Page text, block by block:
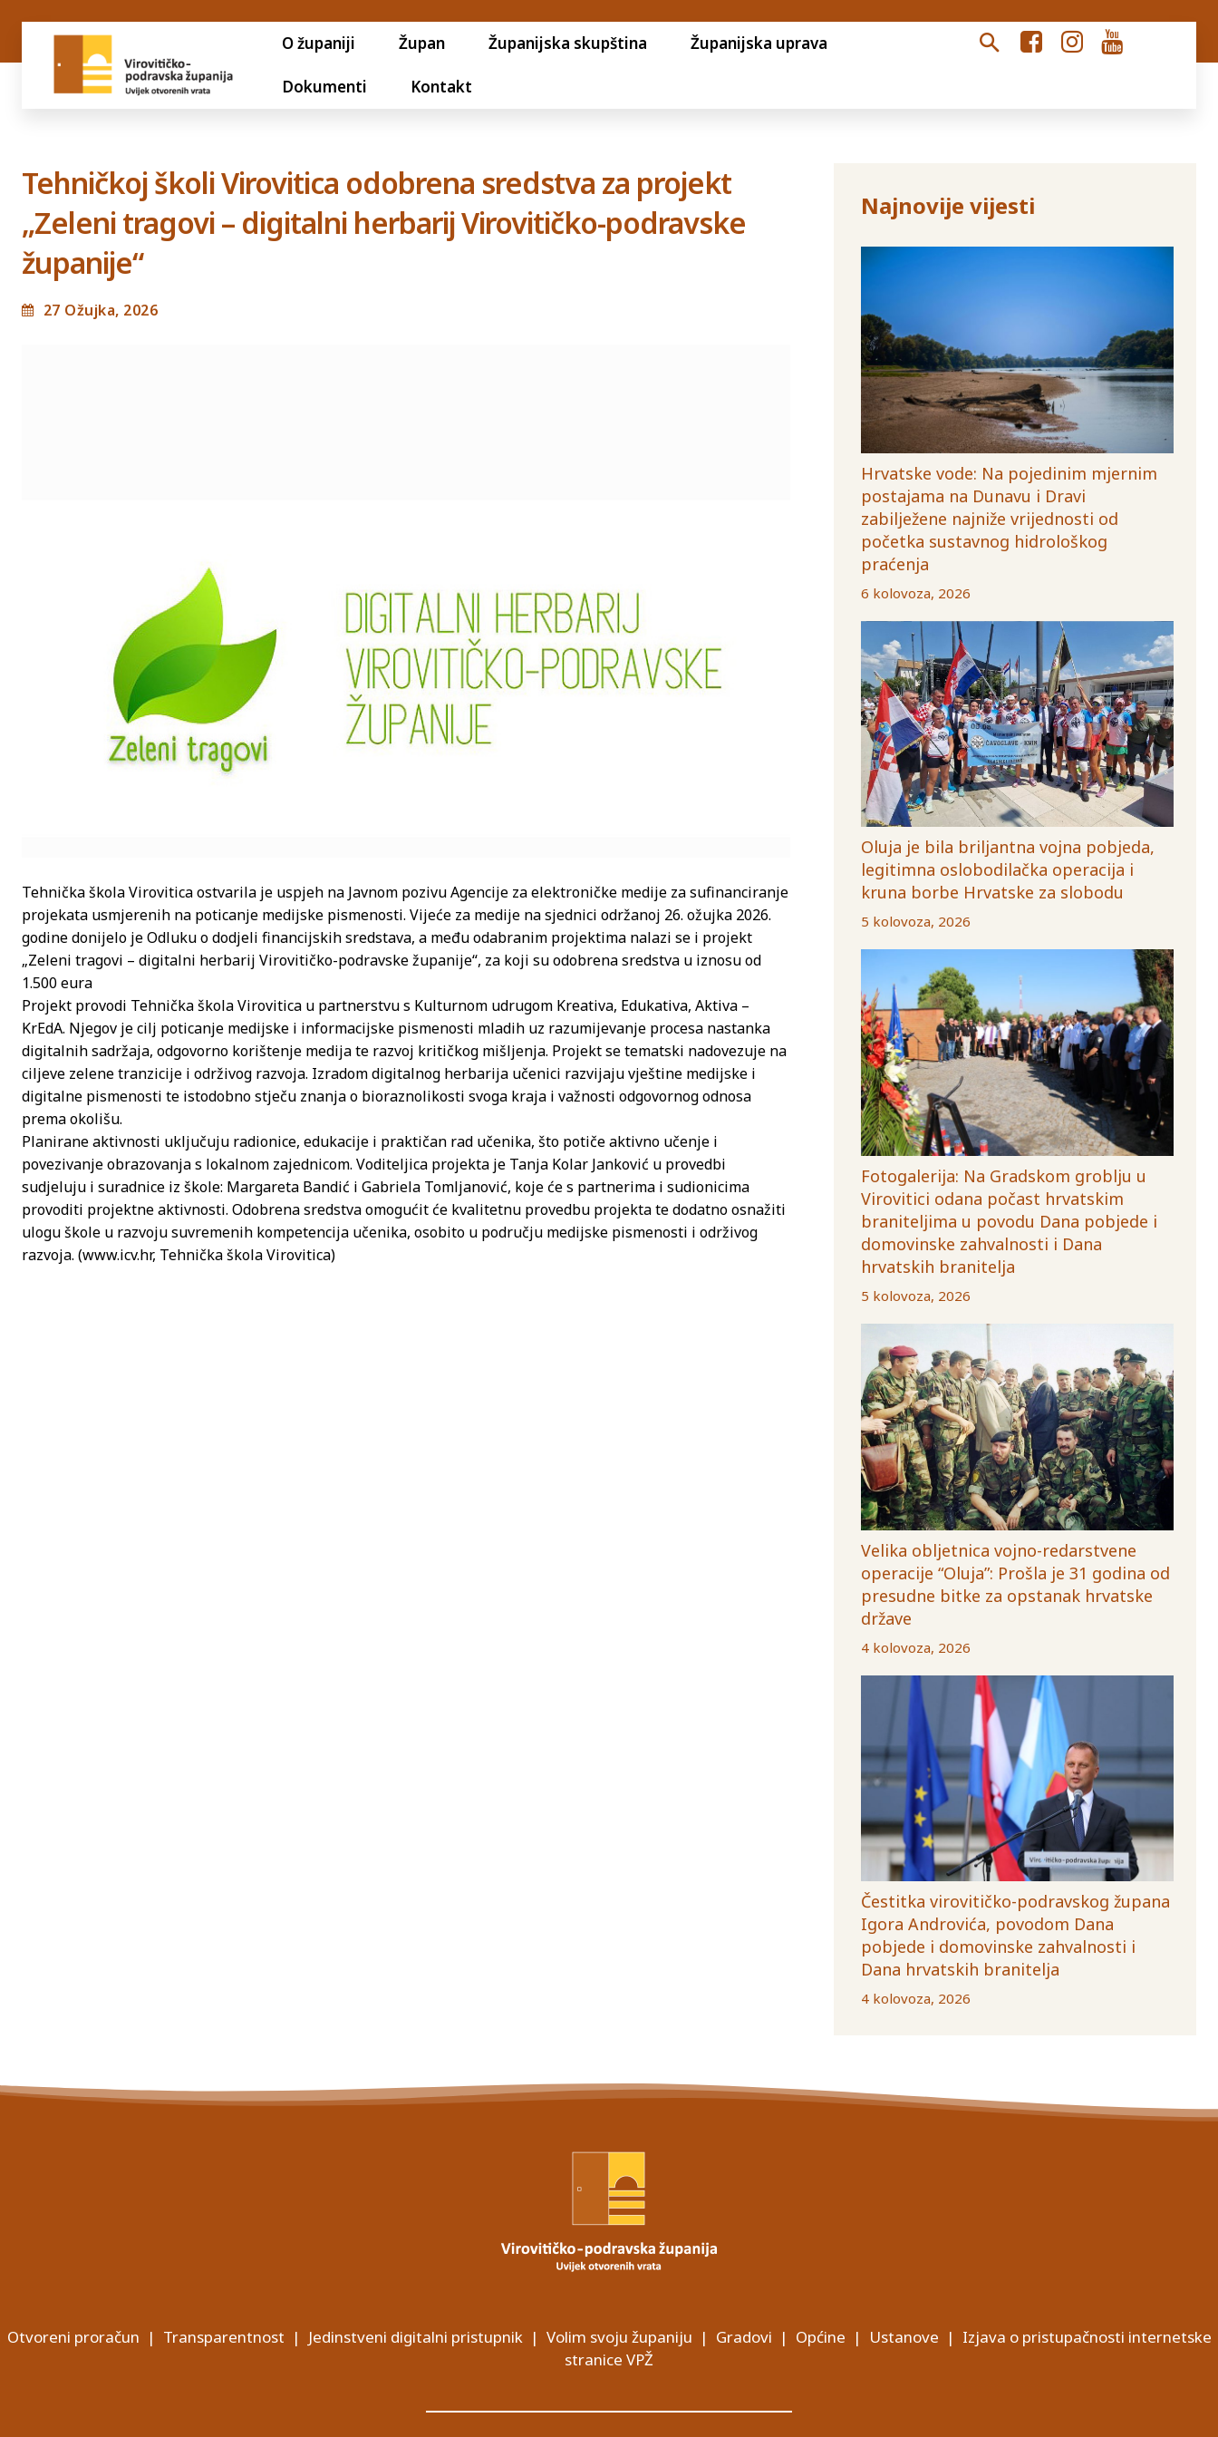
O županiji Župan Županijska skupština Županijska uprava
Dokumenti Kontakt
Tehničkoj školi Virovitica odobrena sredstva za projekt
„Zeleni tragovi – digitalni herbarij Virovitičko-podravske
županije“
27 Ožujka, 2026
Tehnička škola Virovitica ostvarila je uspjeh na Javnom pozivu Agencije za elektroničke medije za sufinanciranje
projekata usmjerenih na poticanje medijske pismenosti. Vijeće za medije na sjednici održanoj 26. ožujka 2026.
godine donijelo je Odluku o dodjeli financijskih sredstava, a među odabranim projektima nalazi se i projekt
„Zeleni tragovi – digitalni herbarij Virovitičko-podravske županije“, za koji su odobrena sredstva u iznosu od
1.500 eura
Projekt provodi Tehnička škola Virovitica u partnerstvu s Kulturnom udrugom Kreativa, Edukativa, Aktiva –
KrEdA. Njegov je cilj poticanje medijske i informacijske pismenosti mladih uz razumijevanje procesa nastanka
digitalnih sadržaja, odgovorno korištenje medija te razvoj kritičkog mišljenja. Projekt se tematski nadovezuje na
ciljeve zelene tranzicije i održivog razvoja. Izradom digitalnog herbarija učenici razvijaju vještine medijske i
digitalne pismenosti te istodobno stječu znanja o bioraznolikosti svoga kraja i važnosti odgovornog odnosa
prema okolišu.
Planirane aktivnosti uključuju radionice, edukacije i praktičan rad učenika, što potiče aktivno učenje i
povezivanje obrazovanja s lokalnom zajednicom. Voditeljica projekta je Tanja Kolar Janković u provedbi
sudjeluju i suradnice iz škole: Margareta Bandić i Gabriela Tomljanović, koje će s partnerima i sudionicima
provoditi projektne aktivnosti. Odobrena sredstva omogućit će kvalitetnu provedbu projekta te dodatno osnažiti
ulogu škole u razvoju suvremenih kompetencija učenika, osobito u području medijske pismenosti i održivog
razvoja. (www.icv.hr, Tehnička škola Virovitica)
Najnovije vijesti
Hrvatske vode: Na pojedinim mjernim
postajama na Dunavu i Dravi
zabilježene najniže vrijednosti od
početka sustavnog hidrološkog
praćenja
6 kolovoza, 2026
Oluja je bila briljantna vojna pobjeda,
legitimna oslobodilačka operacija i
kruna borbe Hrvatske za slobodu
5 kolovoza, 2026
Fotogalerija: Na Gradskom groblju u
Virovitici odana počast hrvatskim
braniteljima u povodu Dana pobjede i
domovinske zahvalnosti i Dana
hrvatskih branitelja
5 kolovoza, 2026
Velika obljetnica vojno-redarstvene
operacije “Oluja”: Prošla je 31 godina od
presudne bitke za opstanak hrvatske
države
4 kolovoza, 2026
Čestitka virovitičko-podravskog župana
Igora Androvića, povodom Dana
pobjede i domovinske zahvalnosti i
Dana hrvatskih branitelja
4 kolovoza, 2026
Otvoreni proračun | Transparentnost | Jedinstveni digitalni pristupnik| Volim svoju županiju | Gradovi | Općine | Ustanove | Izjava o pristupačnosti internetske
stranice VPŽ